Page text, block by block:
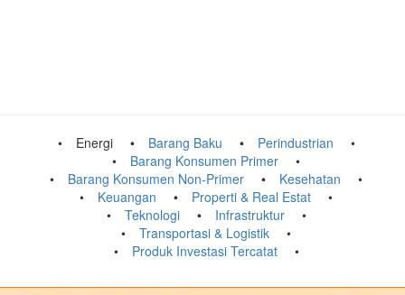
Energi Barang Baku
Perindustrian
Barang Konsumen Primer
Barang Konsumen Non-Primer
Kesehatan
Keuangan
Properti & Real Estat
Teknologi
Infrastruktur
Transportasi & Logistik
Produk Investasi Tercatat